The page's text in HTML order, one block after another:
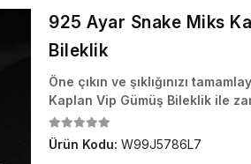
925 Ayar Snake Miks
Bileklik
Öne çıkın ve şıklığınızı
Kaplan Vip Gümüş Bileklik ile
Ürün Kodu: W99J5786L7